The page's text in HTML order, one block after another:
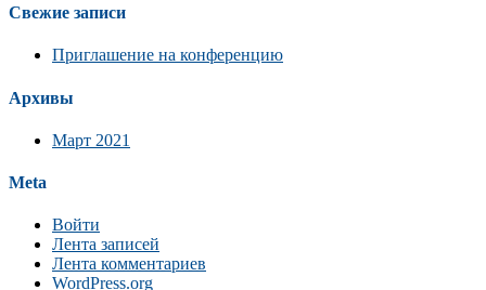
Свежие записи
Приглашение на конференцию
Архивы
Март 2021
Meta
Войти
Лента записей
Лента комментариев
WordPress.org